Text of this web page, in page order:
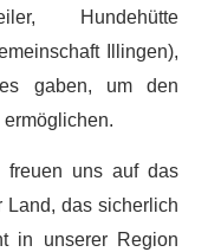
Hundehütte
Illingen),
gaben, um den
freuen uns auf das
Land, das sicherlich
in unserer Region